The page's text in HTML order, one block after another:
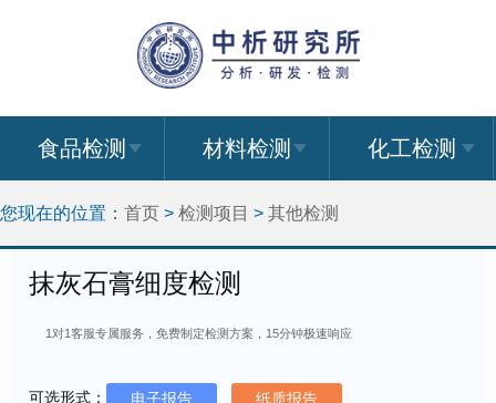
食品检测 材料检测 化工检测
您现在的位置： 首页 > 检测项目 > 其他检测
抹灰石膏细度检测
1对1客服专属服务，免费制定检测方案，15分钟极速响应
可选形式： 电子报告 纸质报告